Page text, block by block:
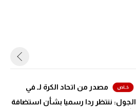
مصدر من اتحاد الكرة لـ في
الجول: ننتظر ردا رسميا بشأن استضافة